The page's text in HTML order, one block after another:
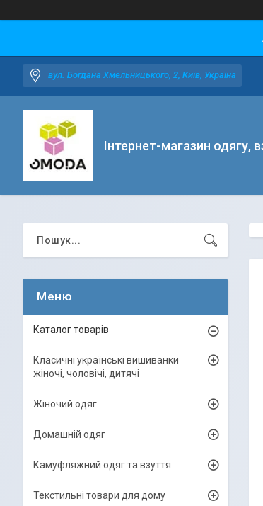
вул. Богдана Хмельницького, 2, Київ, Україна
Інтернет-магазин одягу,
Каталог товарів
Класичні українські вишиванки
жіночі, чоловічі, дитячі
Жіночий одяг
Домашній одяг
Камуфляжний одяг та взуття
Текстильні товари для дому